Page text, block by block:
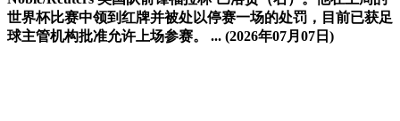
世界杯比赛中领到红牌并被处以停赛一场的处罚，目前已获足
球主管机构批准允许上场参赛。 ... (2026年07月07日)